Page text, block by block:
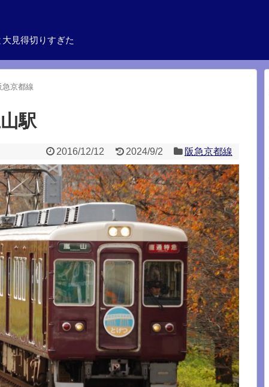
見得切りすぎた
急京都線
駅
2016/12/12 2024/9/2 阪急京都線